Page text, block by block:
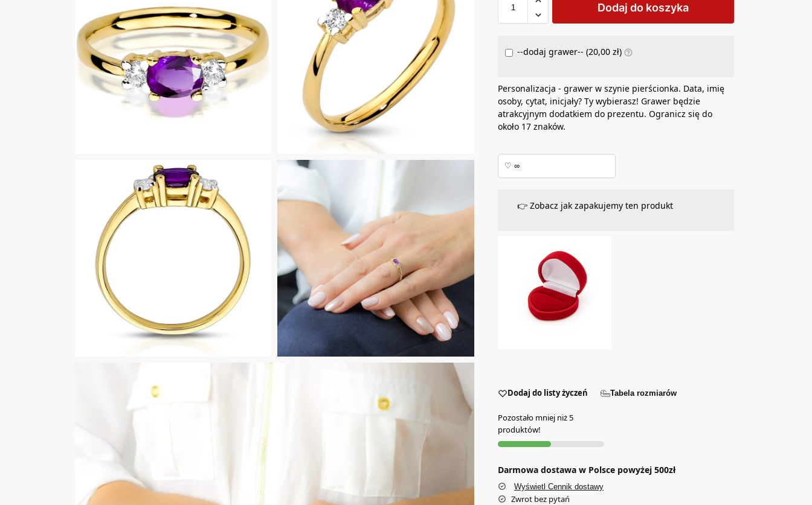
Dodaj do koszyka
--dodaj grawer-- (20,00zł)
Personalizacja - grawer w szynie pierścionka. Data, imię
osoby, cytat, inicjały? Ty wybierasz! Grawer będzie
atrakcyjnym dodatkiem do prezentu. Ogranicz się do
około 17 znaków.
👉 Zobacz jak zapakujemy ten produkt
Dodaj do listy życzeń Tabela rozmiarów
Pozostało mniej niż 5
produktów!
Darmowa dostawa w Polsce powyżej 500zł
Wyświetl Cennik dostawy
Zwrot bez pytań